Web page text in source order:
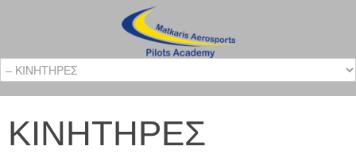
ΚΙΝΗΤΗΡΕΣ